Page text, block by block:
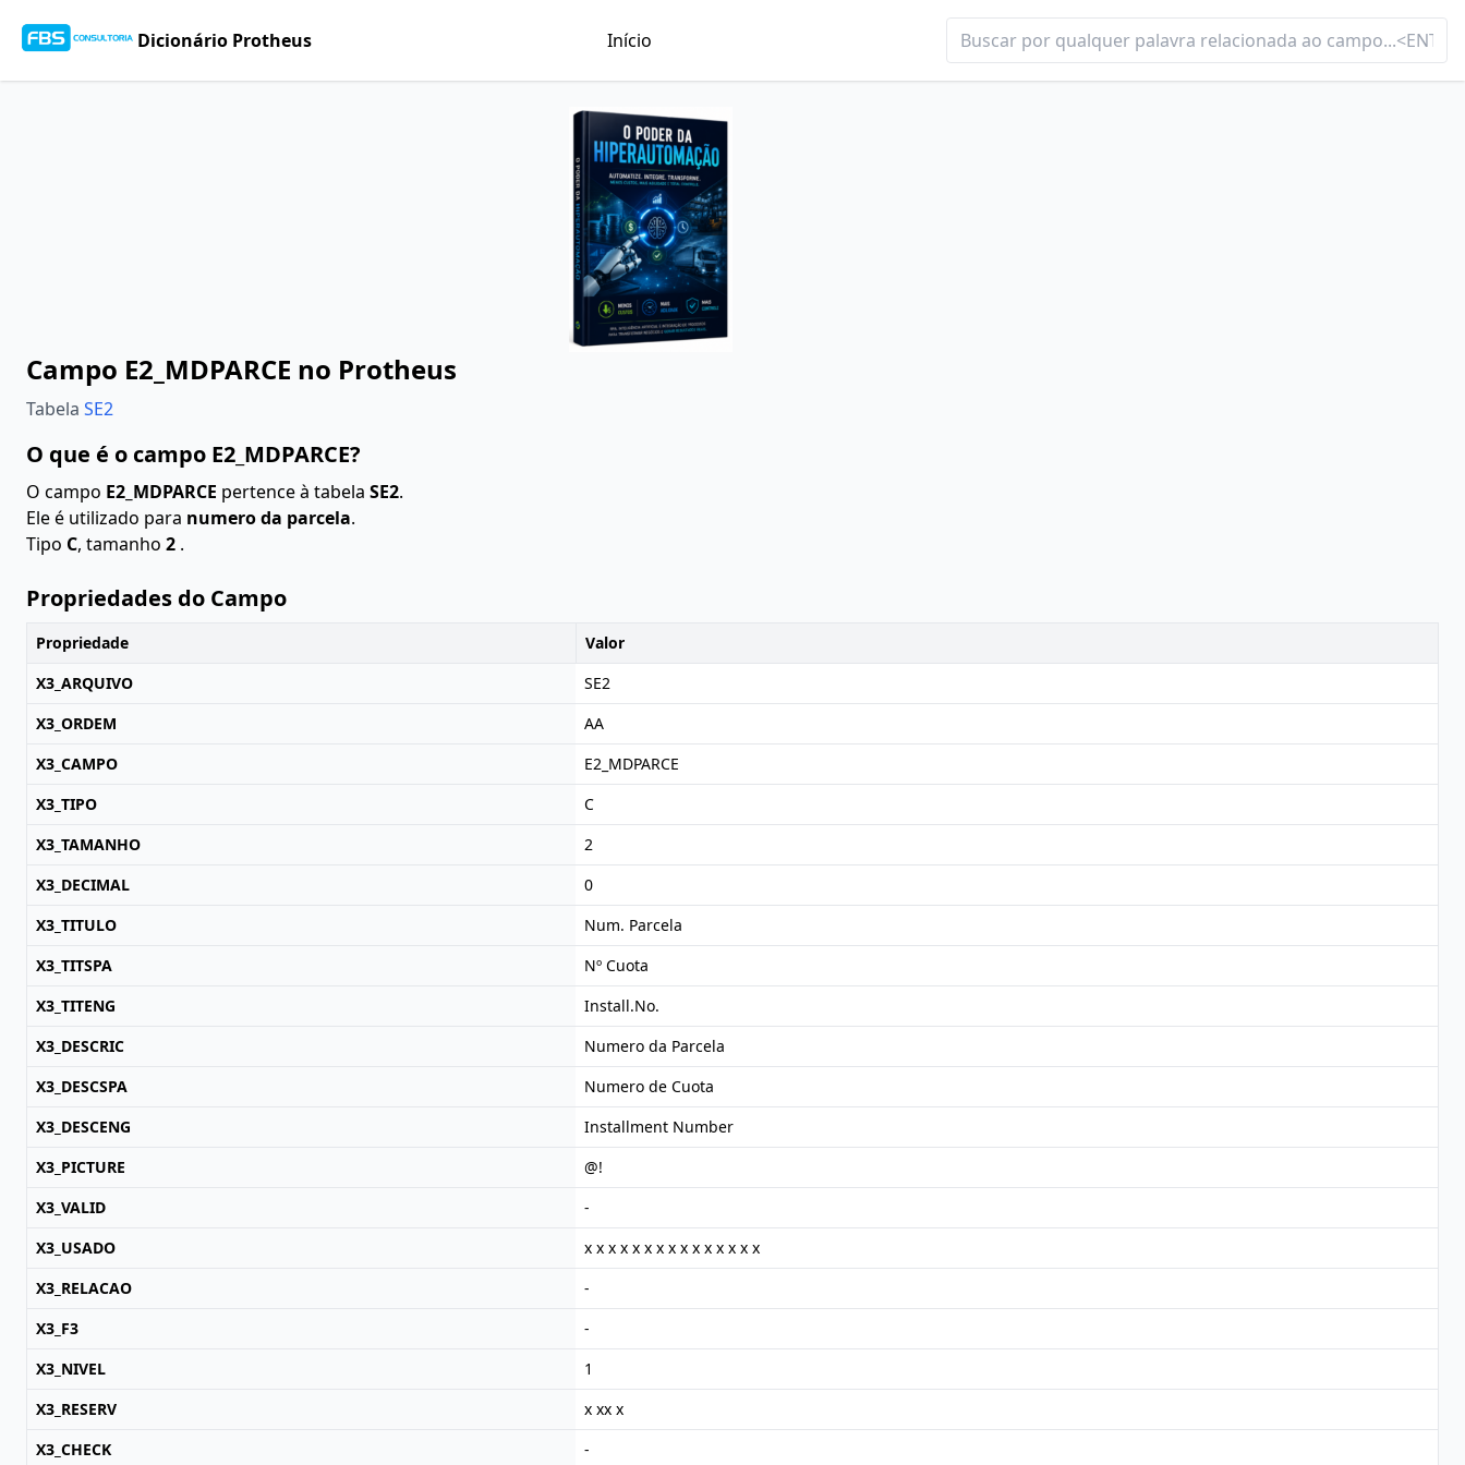
Dicionário Protheus Início
Campo E2_MDPARCE no Protheus
Tabela SE2
O que é o campo E2_MDPARCE?
O campo E2_MDPARCE pertence à tabela SE2.
Ele é utilizado para numero da parcela.
Tipo C, tamanho 2 .
Propriedades do Campo
Propriedade
Valor
X3_ARQUIVO
SE2
X3_ORDEM
AA
X3_CAMPO
E2_MDPARCE
X3_TIPO
C
X3_TAMANHO
2
X3_DECIMAL
0
X3_TITULO
Num. Parcela
X3_TITSPA
Nº Cuota
X3_TITENG
Install.No.
X3_DESCRIC
Numero da Parcela
X3_DESCSPA
Numero de Cuota
X3_DESCENG
Installment Number
X3_PICTURE
@!
X3_VALID
-
X3_USADO
x x x x x x x x x x x x x x x
X3_RELACAO
-
X3_F3
-
X3_NIVEL
1
X3_RESERV
x xx x
X3_CHECK
-